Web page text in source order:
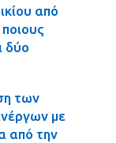
από
δύο
των
με
από την